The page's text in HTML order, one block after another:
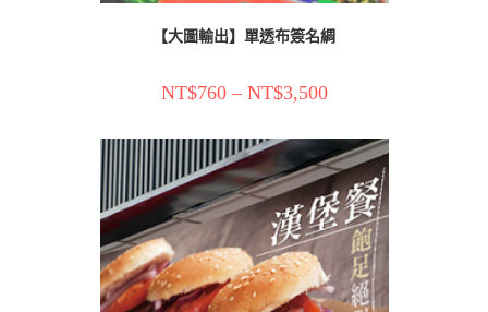
【大圖輸出】單透布簽名綢
NT$760– NT$3,500